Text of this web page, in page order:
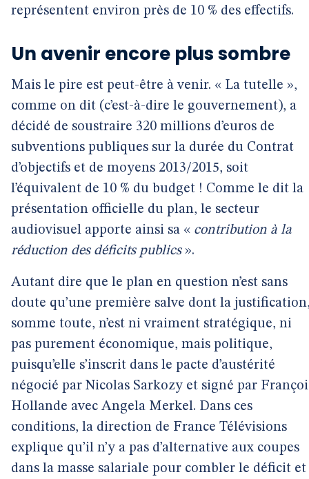
représentent environ près de 10 % des effectifs.
Un avenir encore plus sombre
Mais le pire est peut-être à venir. « La tutelle »,
comme on dit (c’est-à-dire le gouvernement), a
décidé de soustraire 320 millions d’euros de
subventions publiques sur la durée du Contrat
d’objectifs et de moyens 2013/2015, soit
l’équivalent de 10 % du budget ! Comme le dit la
présentation officielle du plan, le secteur
audiovisuel apporte ainsi sa « contribution à la
réduction des déficits publics».
Autant dire que le plan en question n’est sans
doute qu’une première salve dont la
somme toute, n’est ni vraiment stratégique, ni
pas purement économique, mais politique,
puisqu’elle s’inscrit dans le pacte d’austérité
négocié par Nicolas Sarkozy et signé par
Hollande avec Angela Merkel. Dans ces
conditions, la direction de France Télévisions
explique qu’il n’y a pas d’alternative aux coupes
dans la masse salariale pour combler le déficit et